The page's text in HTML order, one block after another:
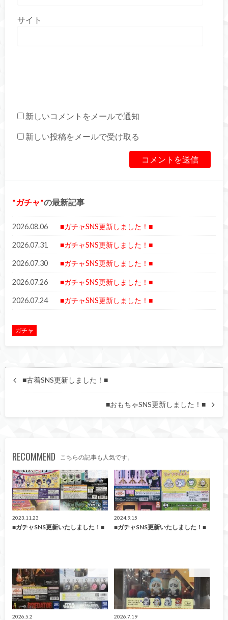
サイト
新しいコメントをメールで通知
新しい投稿をメールで受け取る
ガチャ の最新記事
2026.08.06 ■ガチャSNS更新しました！■
2026.07.31 ■ガチャSNS更新しました！■
2026.07.30 ■ガチャSNS更新しました！■
2026.07.26 ■ガチャSNS更新しました！■
2026.07.24 ■ガチャSNS更新しました！■
ガチャ
■古着SNS更新しました！■
■おもちゃSNS更新しました！■
RECOMMEND こちらの記事も人気です。
2023.11.23
■ガチャSNS更新いたしました！■
2024.9.15
■ガチャSNS更新いたしました！■
2026.5.2 2026.7.19